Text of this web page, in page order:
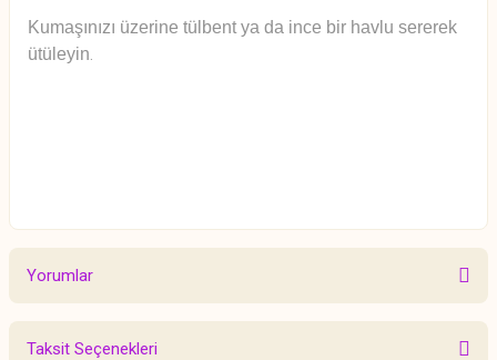
Kumaşınızı üzerine tülbent ya da ince bir havlu sererek
ütüleyin.
Yorumlar
Taksit Seçenekleri